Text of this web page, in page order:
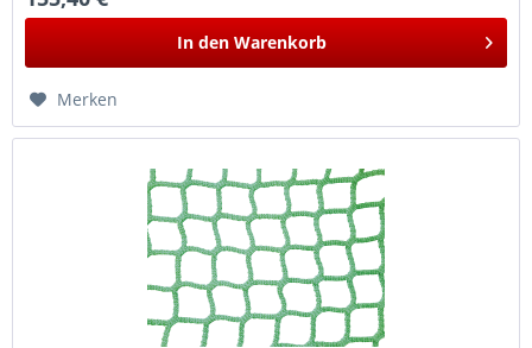
In den Warenkorb
Merken